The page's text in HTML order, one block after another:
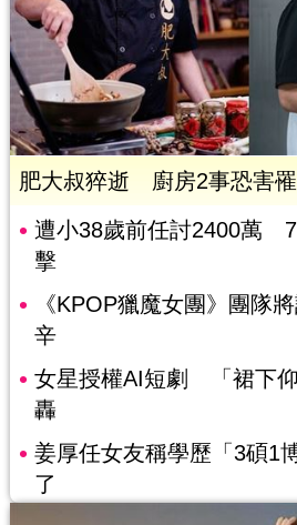
肥大叔猝逝 廚房2事恐害
遭小38歲前任討2400萬
擊
《KPOP獵魔女團》團隊
辛
女星授權AI短劇 「裙下
轟
姜厚任女友稱學歷「3碩1
了